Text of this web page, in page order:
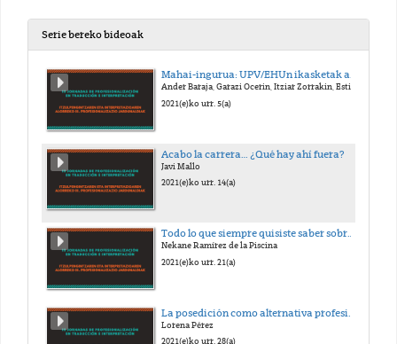
Serie bereko bideoak
Mahai-ingurua: UPV/EHUn ikasketak amaitu ondoren lan-merkatuan sartzea
2021(e)ko urr. 5(a)
Acabo la carrera… ¿Qué hay ahí fuera?
Javi Mallo
2021(e)ko urr. 14(a)
Todo lo que siempre quisiste saber sobre fiscalidady nunca te atreviste a preguntar
Nekane Ramírez de la Piscina
2021(e)ko urr. 21(a)
Lorena Pérez
2021(e)ko urr. 28(a)